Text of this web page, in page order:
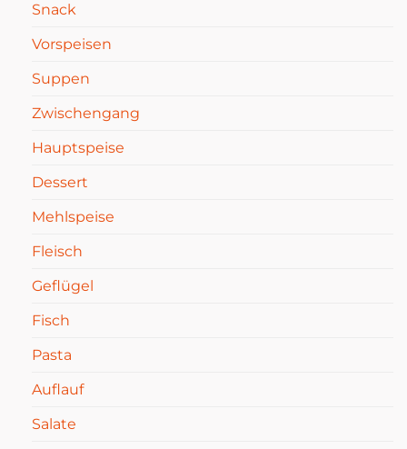
Snack
Vorspeisen
Suppen
Zwischengang
Hauptspeise
Dessert
Mehlspeise
Fleisch
Geflügel
Fisch
Pasta
Auflauf
Salate